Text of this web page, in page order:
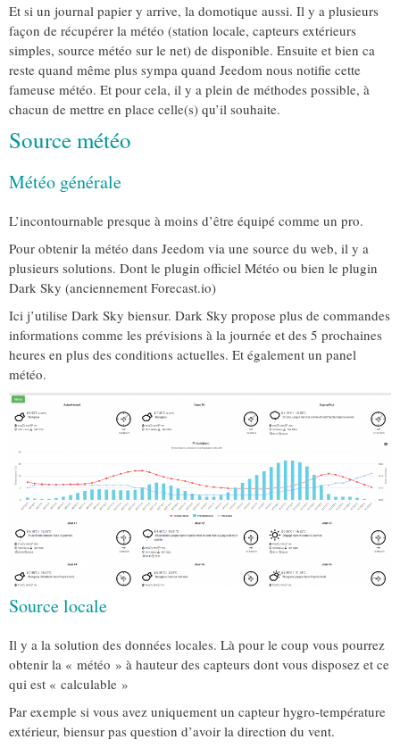
Et si un journal papier y arrive, la domotique aussi. Il y a plusieurs
façon de récupérer la météo (station locale, capteurs extérieurs
simples, source météo sur le net) de disponible. Ensuite et bien ca
reste quand même plus sympa quand Jeedom nous notifie cette
fameuse météo. Et pour cela, il y a plein de méthodes possible, à
chacun de mettre en place celle(s) qu’il souhaite.
Source météo
Météo générale
L’incontournable presque à moins d’être équipé comme un pro.
Pour obtenir la météo dans Jeedom via une source du web, il y a
plusieurs solutions. Dont le plugin officiel Météo ou bien le plugin
Dark Sky (anciennement Forecast.io)
Ici j’utilise Dark Sky biensur. Dark Sky propose plus de commandes
informations comme les prévisions à la journée et des 5 prochaines
heures en plus des conditions actuelles. Et également un panel
météo.
Source locale
Il y a la solution des données locales. Là pour le coup vous pourrez
obtenir la « météo » à hauteur des capteurs dont vous disposez et ce
qui est « calculable »
Par exemple si vous avez uniquement un capteur hygro-température
extérieur, biensur pas question d’avoir la direction du vent.